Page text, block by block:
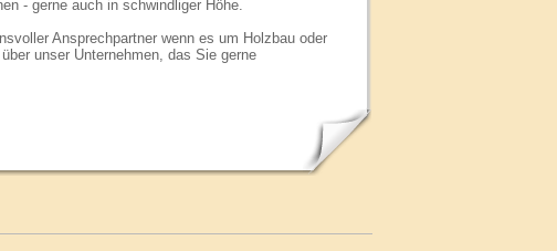
- gerne auch in schwindliger Höhe.
Ansprechpartner wenn es um Holzbau oder
unser Unternehmen, das Sie gerne